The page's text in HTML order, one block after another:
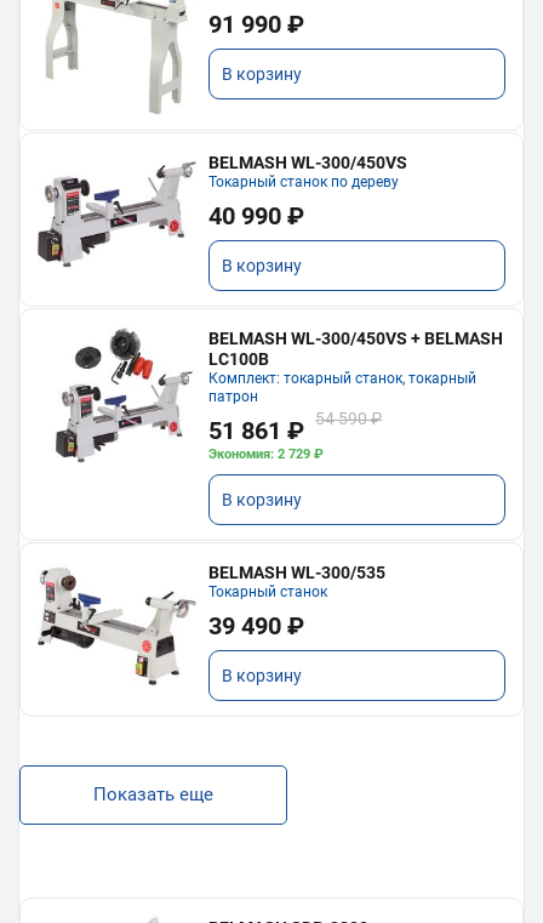
91 990 ₽
В корзину
BELMASH WL-300/450VS
Токарный станок по дереву
40 990 ₽
В корзину
BELMASH WL-300/450VS + BELMASH
LC100B
Комплект: токарный станок, токарный
патрон
51 861 ₽ 54 590 ₽
Экономия: 2 729 ₽
В корзину
BELMASH WL-300/535
Токарный станок
39 490 ₽
В корзину
Показать еще